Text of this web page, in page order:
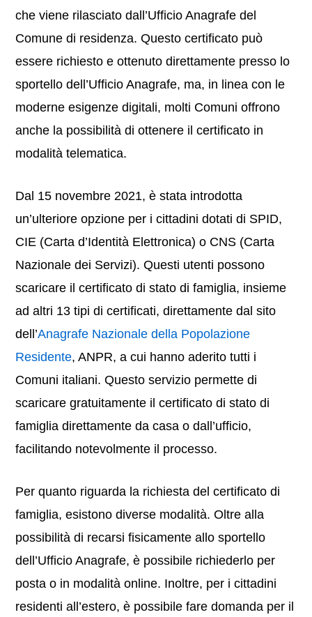
che viene rilasciato dall’Ufficio Anagrafe del
Comune di residenza. Questo certificato può
essere richiesto e ottenuto direttamente presso lo
sportello dell’Ufficio Anagrafe, ma, in linea con le
moderne esigenze digitali, molti Comuni offrono
anche la possibilità di ottenere il certificato in
modalità telematica.
Dal 15 novembre 2021, è stata introdotta
un’ulteriore opzione per i cittadini dotati di SPID,
CIE (Carta d’Identità Elettronica) o CNS (Carta
Nazionale dei Servizi). Questi utenti possono
scaricare il certificato di stato di famiglia, insieme
ad altri 13 tipi di certificati, direttamente dal sito
dell’Anagrafe Nazionale della Popolazione
Residente, ANPR, a cui hanno aderito tutti i
Comuni italiani. Questo servizio permette di
scaricare gratuitamente il certificato di stato di
famiglia direttamente da casa o dall’ufficio,
facilitando notevolmente il processo.
Per quanto riguarda la richiesta del certificato di
famiglia, esistono diverse modalità. Oltre alla
possibilità di recarsi fisicamente allo sportello
dell’Ufficio Anagrafe, è possibile richiederlo per
posta o in modalità online. Inoltre, per i cittadini
residenti all’estero, è possibile fare domanda per il